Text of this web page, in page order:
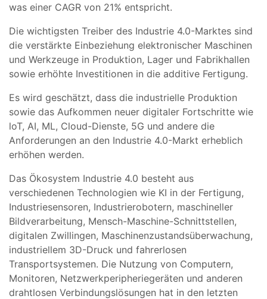
was einer CAGR von 21% entspricht.
Die wichtigsten Treiber des Industrie 4.0-Marktes sind
die verstärkte Einbeziehung elektronischer Maschinen
und Werkzeuge in Produktion, Lager und Fabrikhallen
sowie erhöhte Investitionen in die additive Fertigung.
Es wird geschätzt, dass die industrielle Produktion
sowie das Aufkommen neuer digitaler Fortschritte wie
loT, AI, ML, Cloud-Dienste, 5G und andere die
Anforderungen an den Industrie 4.0-Markt erheblich
erhöhen werden.
Das Ökosystem Industrie 4.0 besteht aus
verschiedenen Technologien wie KI in der Fertigung,
Industriesensoren, Industrierobotern, maschineller
Bildverarbeitung, Mensch-Maschine-Schnittstellen,
digitalen Zwillingen, Maschinenzustandsüberwachung,
industriellem 3D-Druck und fahrerlosen
Transportsystemen. Die Nutzung von Computern,
Monitoren, Netzwerkperipheriegeräten und anderen
drahtlosen Verbindungslösungen hat in den letzten